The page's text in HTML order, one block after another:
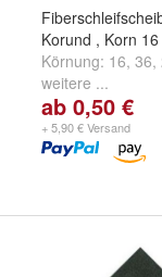
Korund , Korn
Körnung: 16, 36,
weitere ...
ab 0,50 €
+ 5,90 € Versand